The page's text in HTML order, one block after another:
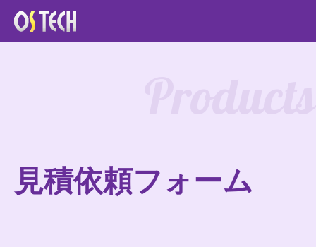
見積依頼フォーム